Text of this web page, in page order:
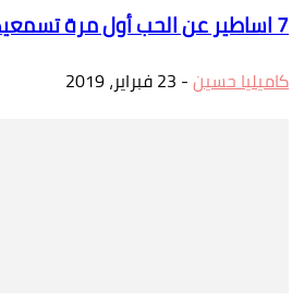
7 اساطير عن الحب أول مرة تسمعيها أساطير يونانية ويابانية قديمة
كاميليا حسين- 23 فبراير، 2019